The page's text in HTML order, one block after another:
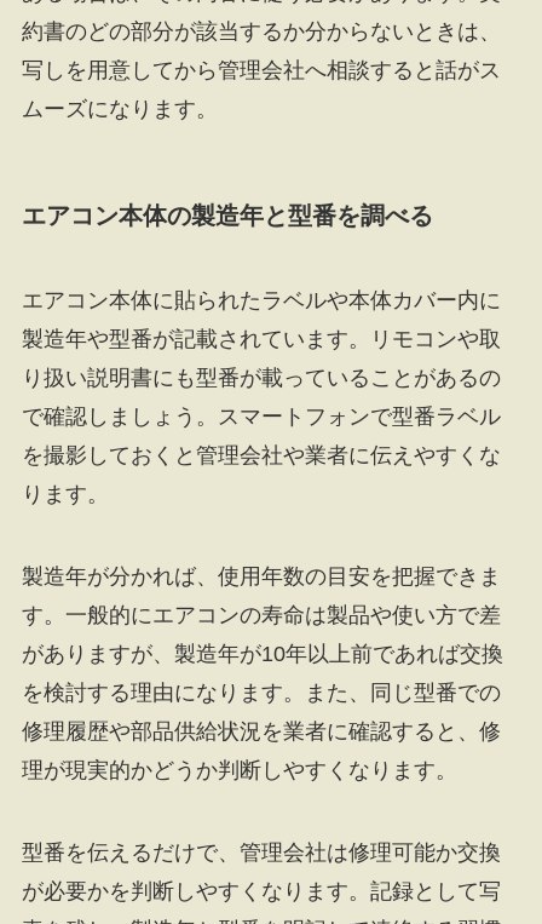
約書のどの部分が該当するか分からないときは、
写しを用意してから管理会社へ相談すると話がス
ムーズになります。
エアコン本体の製造年と型番を調べる
エアコン本体に貼られたラベルや本体カバー内に
製造年や型番が記載されています。リモコンや取
り扱い説明書にも型番が載っていることがあるの
で確認しましょう。スマートフォンで型番ラベル
を撮影しておくと管理会社や業者に伝えやすくな
ります。
製造年が分かれば、使用年数の目安を把握できま
す。一般的にエアコンの寿命は製品や使い方で差
がありますが、製造年が10年以上前であれば交換
を検討する理由になります。また、同じ型番での
修理履歴や部品供給状況を業者に確認すると、修
理が現実的かどうか判断しやすくなります。
型番を伝えるだけで、管理会社は修理可能か交換
が必要かを判断しやすくなります。記録として写